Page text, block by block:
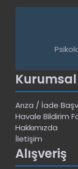
Kurumsal
Arıza / İade
Havale Bildirim
Hakkımızda
İletişim
Alışveriş